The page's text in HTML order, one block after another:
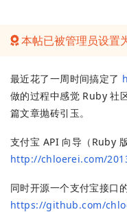
本帖已被管理员设置
最近花了一周时间搞定了
做的过程中感觉 Ruby 社
篇文章抛砖引玉。
支付宝 API 向导（Ruby 版
http://chloerei.com/
同时开源一个支付宝接口
https://github.com/